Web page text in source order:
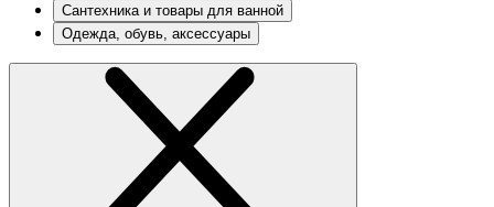
Сантехника и товары для ванной
Одежда, обувь, аксессуары